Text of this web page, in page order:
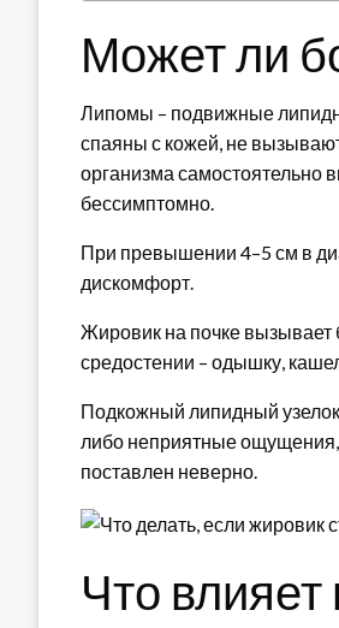
Может ли
Липомы – подвижные
спаяны с кожей, не
организма самостоятельно
бессимптомно.
При превышении 4–5 см в
дискомфорт.
Жировик на почке вызывает
средостении – одышку,
Подкожный липидный
либо неприятные ощущения,
поставлен неверно.
Что